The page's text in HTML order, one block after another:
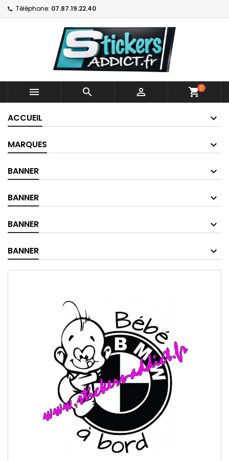
Téléphone: 07.87.19.22.40
   shopping_cart0
ACCUEIL
MARQUES
BANNER
BANNER
BANNER
BANNER